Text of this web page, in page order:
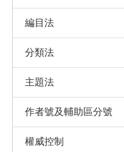
編目法
分類法
主題法
作者號及輔助區分號
權威控制